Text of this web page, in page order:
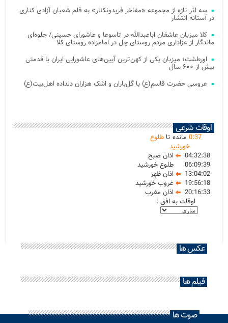
سه اثر تازه از مجموعه «مفاخر فریدونکنار» به قلم شعبان آزادی کناری
در آستانه انتشار
کلا میزبان عاشقان اباعبدالله در تاسوعا و عاشورای حسینی/ جلوه‌ای
ماندگار از عزاداری مردم روستای چل در امامزاده روستای کلا
اورطشت؛ میزبان یکی از کهن‌ترین آیین‌های عاشورایی ایران با قدمتی
بیش از ۶۰۰ سال
عروسی حضرت قاسم(ع) با گل‌باران و اشک هزاران دلداده اهل‌بیت(ع)
اوقات شرعی
0:37 مانده تاطلوع
خورشید
04:32:38
اذان صبح
06:09:39
طلوع خورشید
13:04:02
اذان ظهر
19:56:18
غروب خورشید
20:16:33
اذان مغرب
اوقات به افق :
عکس ها
فیلم ها
صوت ها